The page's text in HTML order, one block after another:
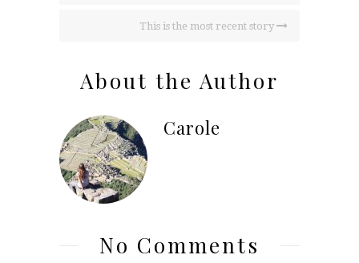
This is the most recent story
About the Author
Carole
No Comments